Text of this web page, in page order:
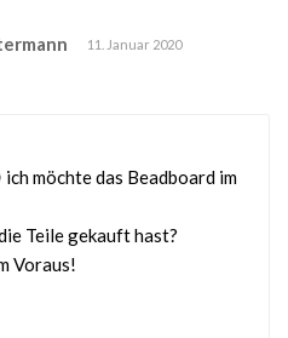
11. Januar 2020
möchte das Beadboard im
Teile gekauft hast?
Voraus!